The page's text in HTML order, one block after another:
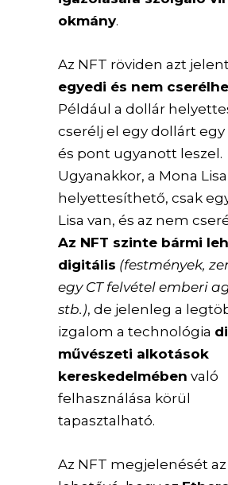
okmány.
Az NFT röviden azt
egyedi és nem
Például a dollár
cserélj el egy dollárt egy
és pont ugyanott leszel.
Ugyanakkor, a Mona
helyettesíthető, csak
Lisa van, és az nem
Az NFT szinte bármi
digitális (festmények,
egy CT felvétel emberi
stb.), de jelenleg a
izgalom a technológia
művészeti alkotások
kereskedelmében való
felhasználása körül
tapasztalható.
Az NFT megjelenését